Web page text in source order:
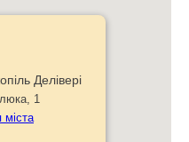
Делівері
1
міста